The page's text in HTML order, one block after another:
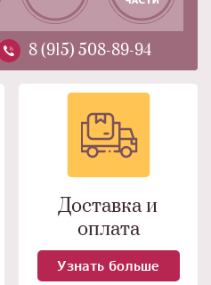
8 (915) 508-89-94
Доставка и
оплата
Узнать больше